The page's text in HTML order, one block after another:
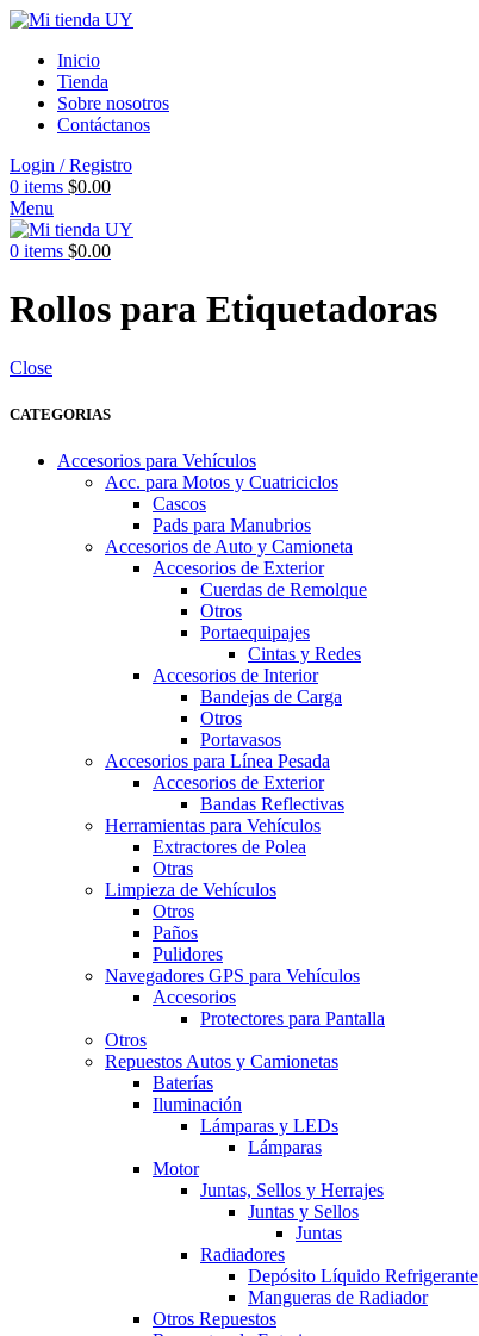
Inicio
Tienda
Sobre nosotros
Contáctanos
Login / Registro
0 items $0.00
Menu
0 items $0.00
Rollos para Etiquetadoras
Close
CATEGORIAS
Accesorios para Vehículos
Acc. para Motos y Cuatriciclos
Cascos
Pads para Manubrios
Accesorios de Auto y Camioneta
Accesorios de Exterior
Cuerdas de Remolque
Otros
Portaequipajes
Cintas y Redes
Accesorios de Interior
Bandejas de Carga
Otros
Portavasos
Accesorios para Línea Pesada
Accesorios de Exterior
Bandas Reflectivas
Herramientas para Vehículos
Extractores de Polea
Otras
Limpieza de Vehículos
Otros
Paños
Pulidores
Navegadores GPS para Vehículos
Accesorios
Protectores para Pantalla
Otros
Repuestos Autos y Camionetas
Baterías
Iluminación
Lámparas y LEDs
Lámparas
Motor
Juntas, Sellos y Herrajes
Juntas y Sellos
Juntas
Radiadores
Depósito Líquido Refrigerante
Mangueras de Radiador
Otros Repuestos